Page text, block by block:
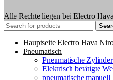
Alle Rechte liegen bei Electro
Hauptseite Electro Hava
Pneumatisch
Pneumatische Zylinder
Elektrisch betätigte
pneumatische